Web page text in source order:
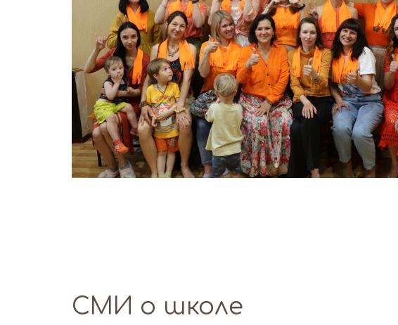
СМИ о школе